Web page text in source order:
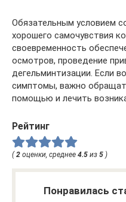
Обязательным условием
хорошего самочувствия
своевременность
осмотров, проведение
дегельминтизации. Если
симптомы, важно
помощью и лечить
Рейтинг
(2 оценки, среднее 4.5 из 5 )
Понравилась